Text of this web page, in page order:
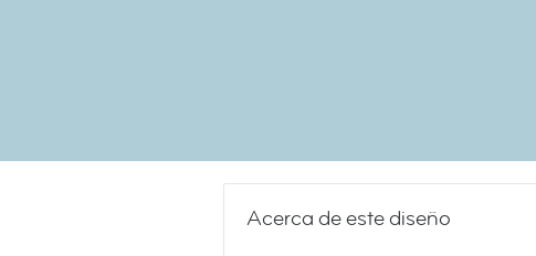
Acerca de este diseño